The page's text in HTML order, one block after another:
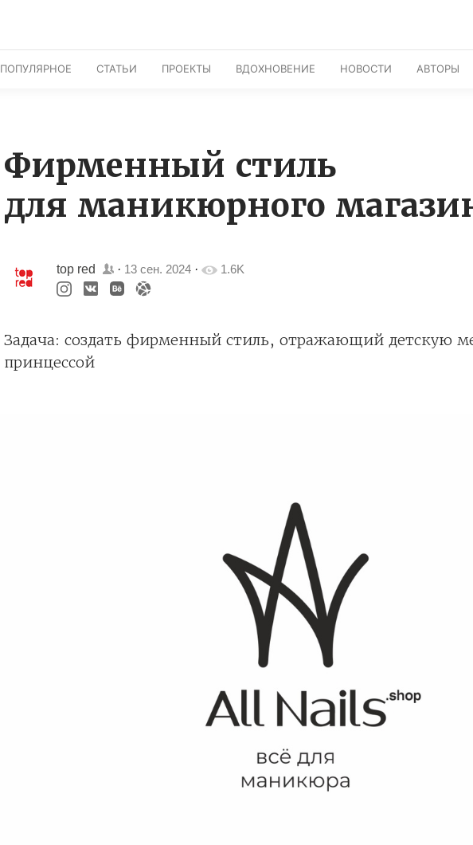
ПОПУЛЯРНОЕ СТАТЬИ ПРОЕКТЫ ВДОХНОВЕНИЕ НОВОСТИ АВТОРЫ
Фирменный стиль
для маникюрного
top red · 13 сен. 2024· 1.6K
Задача: создать фирменный стиль, отражающий детскую
принцессой